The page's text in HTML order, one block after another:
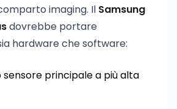
imaging. Il Samsung
dovrebbe portare
hardware che software:
sensore principale a più alta